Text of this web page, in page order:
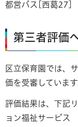
都営バス[西葛27]
第三者評価
区立保育園では、
価を受審しています
評価結果は、下記
ョン福祉サービス